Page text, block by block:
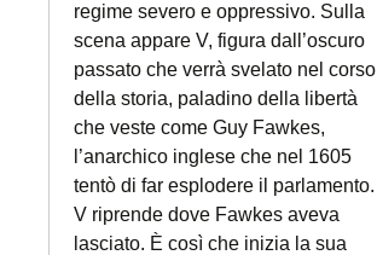
regime severo e oppressivo. Sulla
scena appare V, figura dall’oscuro
passato che verrà svelato nel corso
della storia, paladino della libertà
che veste come Guy Fawkes,
l’anarchico inglese che nel 1605
tentò di far esplodere il parlamento.
V riprende dove Fawkes aveva
lasciato. È così che inizia la sua